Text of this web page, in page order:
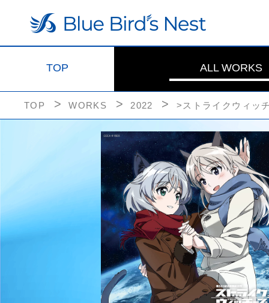
TOP ALL WORKS
TOP WORKS 2022 >ストライクウィッ